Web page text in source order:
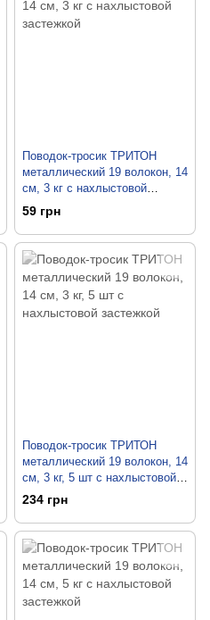
Поводок-тросик ТРИТОН
металлический 19 волокон, 14
см, 3 кг с нахлыстовой
застежкой
59 грн
Поводок-тросик ТРИТОН
металлический 19 волокон, 14
см, 3 кг, 5 шт с нахлыстовой
застежкой
234 грн